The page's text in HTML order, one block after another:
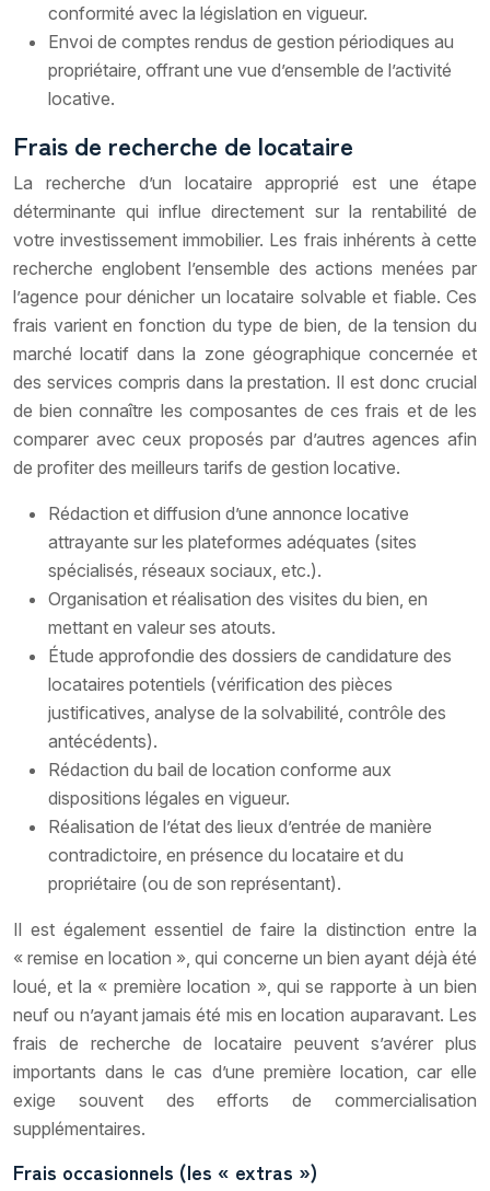
conformité avec la législation en vigueur.
Envoi de comptes rendus de gestion périodiques au
propriétaire, offrant une vue d’ensemble de l’activité
locative.
Frais de recherche de locataire
La recherche d’un locataire approprié est une étape
déterminante qui influe directement sur la rentabilité de
votre investissement immobilier. Les frais inhérents à cette
recherche englobent l’ensemble des actions menées par
l’agence pour dénicher un locataire solvable et fiable. Ces
frais varient en fonction du type de bien, de la tension du
marché locatif dans la zone géographique concernée et
des services compris dans la prestation. Il est donc crucial
de bien connaître les composantes de ces frais et de les
comparer avec ceux proposés par d’autres agences afin
de profiter des meilleurs tarifs de gestion locative.
Rédaction et diffusion d’une annonce locative
attrayante sur les plateformes adéquates (sites
spécialisés, réseaux sociaux, etc.).
Organisation et réalisation des visites du bien, en
mettant en valeur ses atouts.
Étude approfondie des dossiers de candidature des
locataires potentiels (vérification des pièces
justificatives, analyse de la solvabilité, contrôle des
antécédents).
Rédaction du bail de location conforme aux
dispositions légales en vigueur.
Réalisation de l’état des lieux d’entrée de manière
contradictoire, en présence du locataire et du
propriétaire (ou de son représentant).
Il est également essentiel de faire la distinction entre la
« remise en location », qui concerne un bien ayant déjà été
loué, et la « première location », qui se rapporte à un bien
neuf ou n’ayant jamais été mis en location auparavant. Les
frais de recherche de locataire peuvent s’avérer plus
importants dans le cas d’une première location, car elle
exige souvent des efforts de commercialisation
supplémentaires.
Frais occasionnels (les « extras »)